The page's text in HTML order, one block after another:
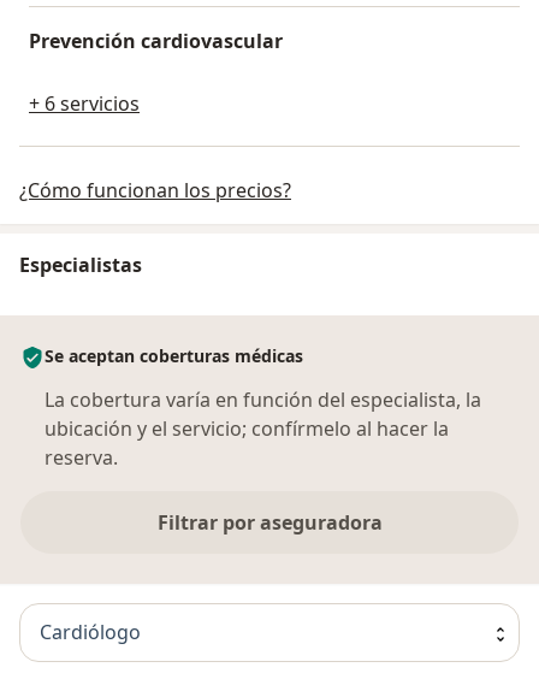
Prevención cardiovascular
+ 6 servicios
¿Cómo funcionan los precios?
Especialistas
Se aceptan coberturas médicas
La cobertura varía en función del especialista, la
ubicación y el servicio; confírmelo al hacer la
reserva.
Filtrar por aseguradora
Cardiólogo